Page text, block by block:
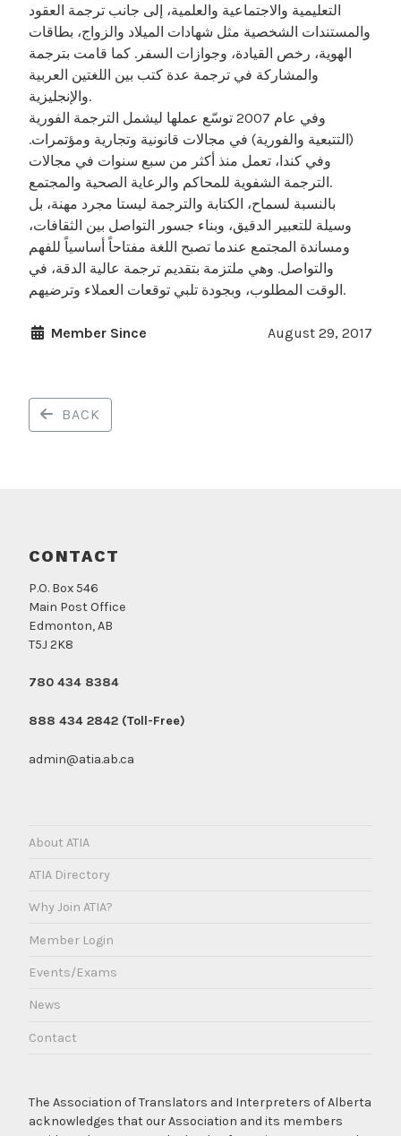
التعليمية والاجتماعية والعلمية، إلى جانب ترجمة العقود
والمستندات الشخصية مثل شهادات الميلاد والزواج، بطاقات
الهوية، رخص القيادة، وجوازات السفر. كما قامت بترجمة
والمشاركة في ترجمة عدة كتب بين اللغتين العربية
والإنجليزية.
وفي عام 2007 توسّع عملها ليشمل الترجمة الفورية
(التتبعية والفورية) في مجالات قانونية وتجارية ومؤتمرات.
وفي كندا، تعمل منذ أكثر من سبع سنوات في مجالات
الترجمة الشفوية للمحاكم والرعاية الصحية والمجتمع.
بالنسبة لسماح، الكتابة والترجمة ليستا مجرد مهنة، بل
وسيلة للتعبير الدقيق، وبناء جسور التواصل بين الثقافات،
ومساندة المجتمع عندما تصبح اللغة مفتاحاً أساسياً للفهم
والتواصل. وهي ملتزمة بتقديم ترجمة عالية الدقة، في
الوقت المطلوب، وبجودة تلبي توقعات العملاء وترضيهم.
Member Since August 29, 2017
BACK
CONTACT
P.O. Box 546
Main Post Office
Edmonton, AB
T5J 2K8
780 434 8384
888 434 2842 (Toll-Free)
admin@atia.ab.ca
About ATIA
ATIA Directory
Why Join ATIA?
Member Login
Events/Exams
News
Contact
The Association of Translators and Interpreters of Alberta
acknowledges that our Association and its members